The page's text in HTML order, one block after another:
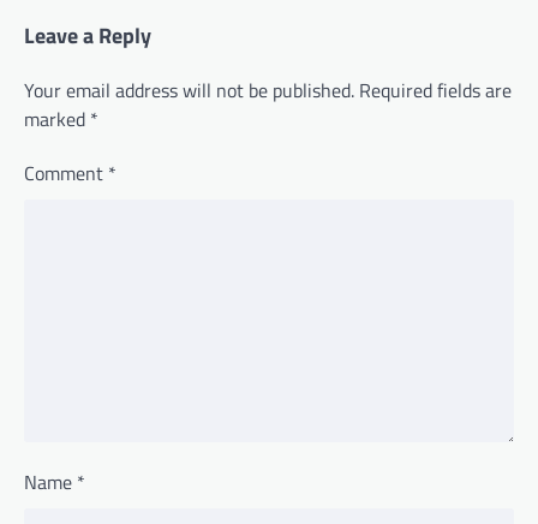
Leave a Reply
Your email address will not be published. Required fields are
marked *
Comment *
Name *